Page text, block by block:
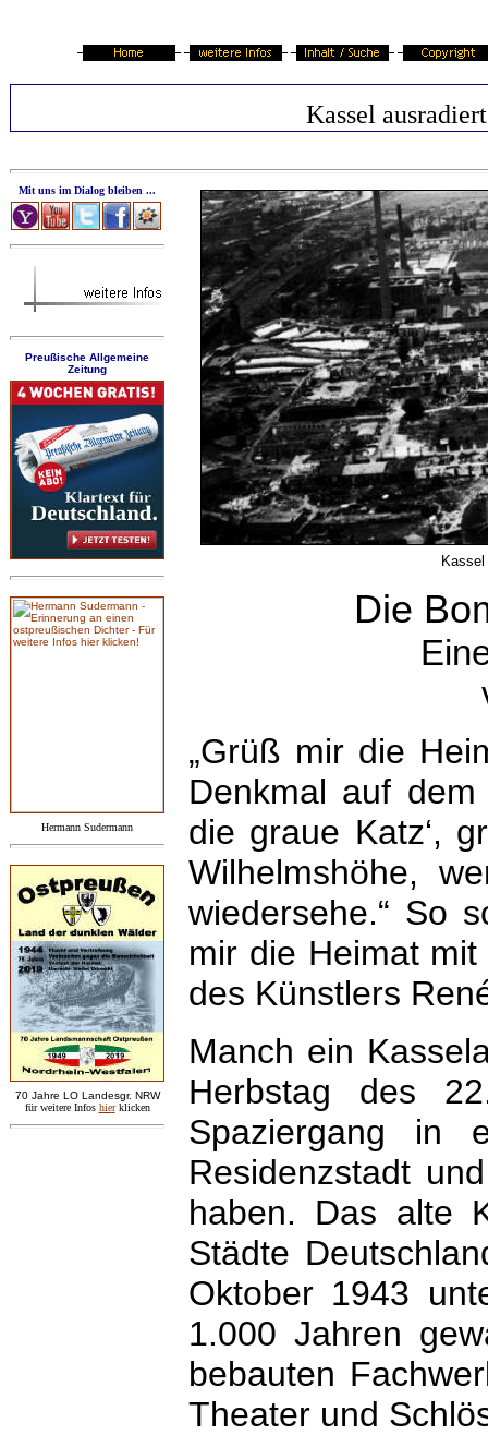
Kassel ausradiert
Mit uns im Dialog bleiben ...
Preußische Allgemeine
Zeitung
Hermann Sudermann
70 Jahre LO Landesgr. NRW
für weitere Infos hier klicken
Die
„Grüß mir die
Denkmal auf
die graue Katz‘,
Wilhelmshöhe,
wiedersehe.“ So
mir die Heimat
des Künstlers
Manch ein
Herbstag des
Spaziergang in
Residenzstadt
haben. Das alte
Städte
Oktober 1943
1.000 Jahren
bebauten
Theater und